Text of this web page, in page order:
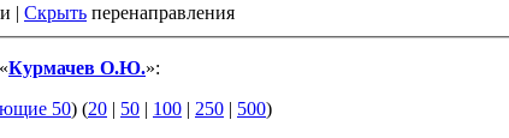
| Скрыть перенаправления
Курмачев О.Ю.»:
50) (20 | 50 | 100 | 250 | 500)